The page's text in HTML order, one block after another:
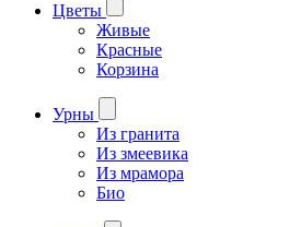
Цветы
Живые
Красные
Корзина
Урны
Из гранита
Из змеевика
Из мрамора
Био